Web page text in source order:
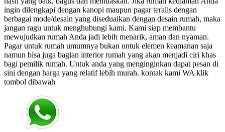
ingin dilengkapi dengan kanopi maupun pagar teralis dengan
berbagai mode/desain yang diseduaikan dengan desain rumah, maka
jangan ragu untuk menghubungi kami. Kami siap membantu
mewujudkan rumah Anda jadi lebih menarik, aman dan nyaman.
Pagar untuk rumah umumnya bukan untuk elemen keamanan saja
namun bisa juga bagian interior rumah yang akan menjadi ciri khas
bagi pemilik rumah. Untuk anda yang menginginkan dapat pesan di
sini dengan harga yang relatif lebih murah. kontak kami WA klik
tombol dibawah